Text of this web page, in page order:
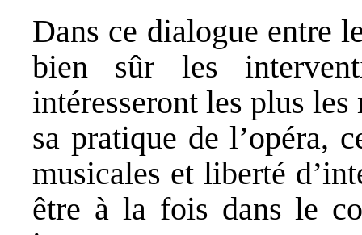
Dans ce dialogue entre
bien sûr les
intéresseront les plus
sa pratique de l’opéra,
musicales et liberté
être à la fois dans le